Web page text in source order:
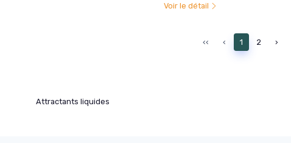
Voir le détail
‹‹ ‹ 1 2 ›
Attractants liquides